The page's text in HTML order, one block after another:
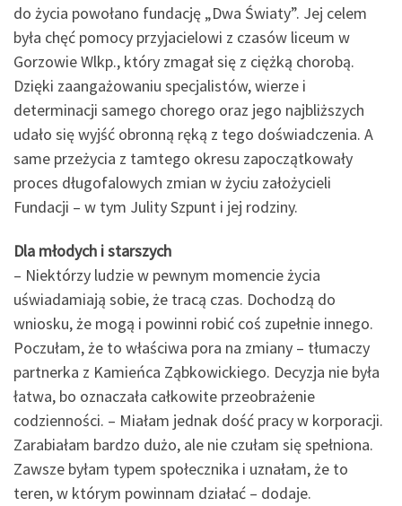
do życia powołano fundację „Dwa Światy”. Jej celem
była chęć pomocy przyjacielowi z czasów liceum w
Gorzowie Wlkp., który zmagał się z ciężką chorobą.
Dzięki zaangażowaniu specjalistów, wierze i
determinacji samego chorego oraz jego najbliższych
udało się wyjść obronną ręką z tego doświadczenia. A
same przeżycia z tamtego okresu zapoczątkowały
proces długofalowych zmian w życiu założycieli
Fundacji – w tym Julity Szpunt i jej rodziny.
Dla młodych i starszych
– Niektórzy ludzie w pewnym momencie życia
uświadamiają sobie, że tracą czas. Dochodzą do
wniosku, że mogą i powinni robić coś zupełnie innego.
Poczułam, że to właściwa pora na zmiany – tłumaczy
partnerka z Kamieńca Ząbkowickiego. Decyzja nie była
łatwa, bo oznaczała całkowite przeobrażenie
codzienności. – Miałam jednak dość pracy w korporacji.
Zarabiałam bardzo dużo, ale nie czułam się spełniona.
Zawsze byłam typem społecznika i uznałam, że to
teren, w którym powinnam działać – dodaje.